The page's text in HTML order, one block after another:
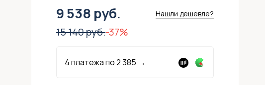
9 538 руб. Нашли дешевле?
15 140 руб.-37%
4 платежа по2 385 →